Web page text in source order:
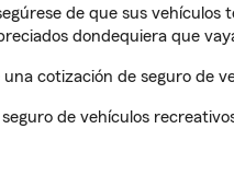
de que sus vehículos
dondequiera que
cotización de seguro de
de vehículos